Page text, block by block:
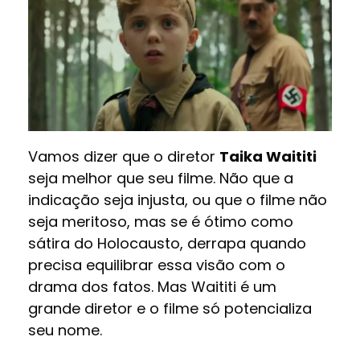
Vamos dizer que o diretor Taika Waititi
seja melhor que seu filme. Não que a
indicação seja injusta, ou que o filme não
seja meritoso, mas se é ótimo como
sátira do Holocausto, derrapa quando
precisa equilibrar essa visão com o
drama dos fatos. Mas Waititi é um
grande diretor e o filme só potencializa
seu nome.